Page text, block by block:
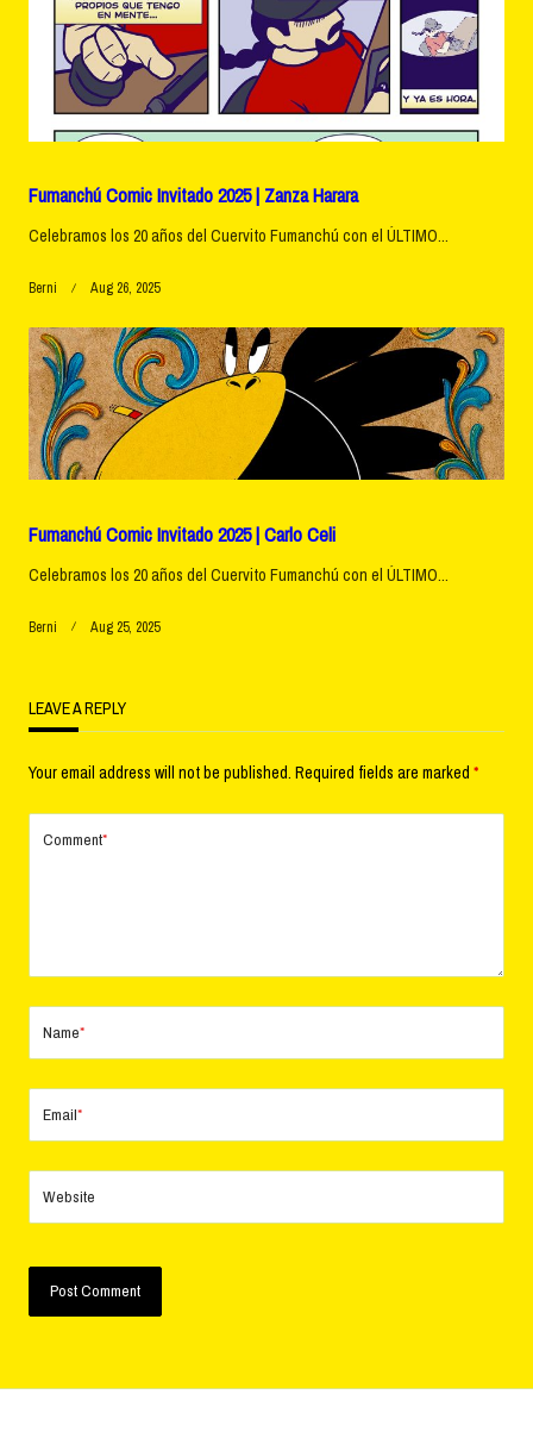
Fumanchú Comic Invitado 2025 | Zanza Harara
Celebramos los 20 años del Cuervito Fumanchú con el ÚLTIMO...
Berni Aug 26, 2025
Fumanchú Comic Invitado 2025 | Carlo Celi
Celebramos los 20 años del Cuervito Fumanchú con el ÚLTIMO...
Berni Aug 25, 2025
LEAVE A REPLY
Your email address will not be published. Required fields are marked *
Comment*
Name*
Email*
Website